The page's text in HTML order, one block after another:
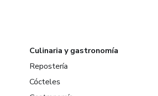
Culinaria y gastronomía
Repostería
Cócteles